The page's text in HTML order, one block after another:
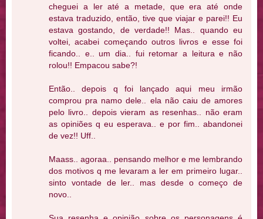
cheguei a ler até a metade, que era até onde
estava traduzido, então, tive que viajar e parei!! Eu
estava gostando, de verdade!! Mas.. quando eu
voltei, acabei começando outros livros e esse foi
ficando.. e.. um dia.. fui retomar a leitura e não
rolou!! Empacou sabe?!
Então.. depois q foi lançado aqui meu irmão
comprou pra namo dele.. ela não caiu de amores
pelo livro.. depois vieram as resenhas.. não eram
as opiniões q eu esperava.. e por fim.. abandonei
de vez!! Uff..
Maass.. agoraa.. pensando melhor e me lembrando
dos motivos q me levaram a ler em primeiro lugar..
sinto vontade de ler.. mas desde o começo de
novo..